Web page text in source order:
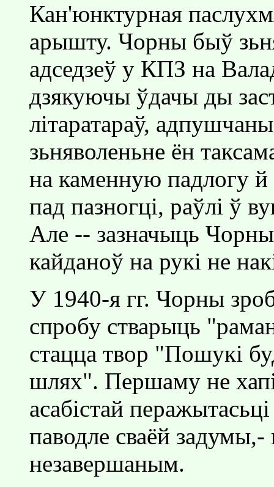
Кан'юнктурная
арышту. Чорны быў
адседзеў у КПЗ на
дзякуючы ўдачы ды
лiтаратараў,
зьняволеньне ён
на каменную падлогу й
пад пазногцi, раўлi ў
Але -- зазначыць Чорны
кайданоў на рукi не
У 1940-я гг. Чорны
спробу стварыць
стацца твор "Пошукi
шлях". Першаму не
асабiстай
паводле сваёй задумы,-
незавершаным.